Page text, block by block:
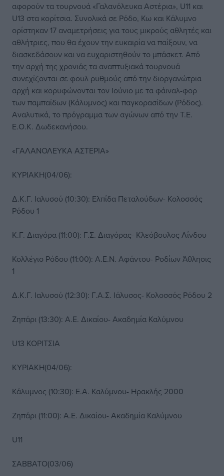
αφορούν τα τουρνουά «Γαλανόλευκα Αστέρια», U11 και
U13 στα κορίτσια. Συνολικά σε Ρόδο, Κω και Κάλυμνο
ορίστηκαν 17 αναμετρήσεις για τους μικρούς αθλητές και
αθλήτριες, που θα έχουν την ευκαιρία να παίξουν, να
διασκεδάσουν και να ευχαριστηθούν το μπάσκετ. Από
την αρχή της χρονιάς τα αναπτυξιακά τουρνουά
συνεχίζονται σε φουλ ρυθμούς από την διοργανώτρια
αρχή και κορυφώνονται τον Ιούνιο με τα φάιναλ-φορ
των παμπαίδων (Κάλυμνος) και παγκορασίδων (Ρόδος).
Αναλυτικά, το πρόγραμμα των αγώνων από την Τ.Ε.
Ε.Ο.Κ. Δωδεκανήσου.
«ΓΑΛΑΝΟΛΕΥΚΑ ΑΣΤΕΡΙΑ»
ΚΥΡΙΑΚΗ(04/06):
Δ.Κ.Γ. Ιαλυσού (10:30): Ελπίδα Πεταλούδων- Κολοσσός
Ρόδου 1
Κ.Γ. Διαγόρα (11:00): Γ.Σ. Διαγόρας- Κλεόβουλος Λίνδου
Κολλέγιο Ρόδου (11:00): Α.Ε.Ν. Αφάντου- Ροδίων Άθλησις
1
Δ.Κ.Γ. Ιαλυσού (12:30): Γ.Α.Σ. Ιάλυσος- Κολοσσός Ρόδου 2
Ζηπάρι (13:30): Α.Ε. Δικαίου- Ακαδημία Καλύμνου
U13 ΚΟΡΙΤΣΙΑ
ΚΥΡΙΑΚΗ(04/06):
Κάλυμνος (10:30): Ε.Α. Καλύμνου- Ηρακλής 2000
Ζηπάρι (11:00): Α.Ε. Δικαίου- Ακαδημία Καλύμνου
U11
ΣΑΒΒΑΤΟ(03/06)